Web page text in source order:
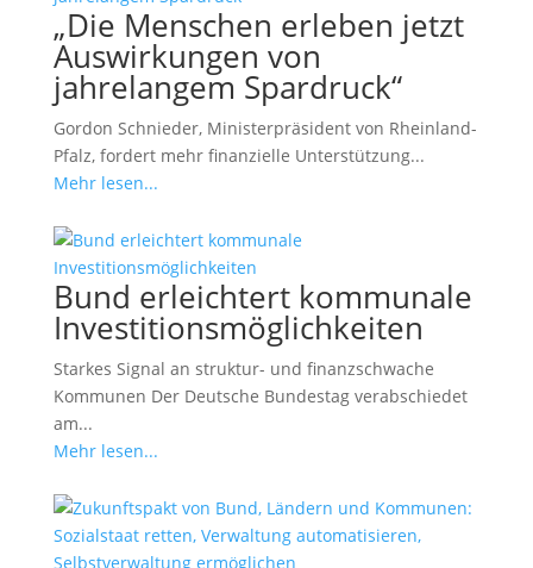
„Die Menschen erleben jetzt
Auswirkungen von
jahrelangem Spardruck“
Gordon Schnieder, Ministerpräsident von Rheinland-
Pfalz, fordert mehr finanzielle Unterstützung...
Mehr lesen...
Bund erleichtert kommunale
Investitionsmöglichkeiten
Starkes Signal an struktur- und finanzschwache
Kommunen Der Deutsche Bundestag verabschiedet
am...
Mehr lesen...